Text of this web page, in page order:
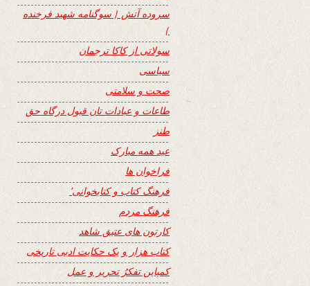
سروده آتش { سوگنامه شهید فرخنده
}
سولاتی از کاکا ترجمان
سیاسی
صحت و سلامتی
طاعات و عبادات تان قبول درگاه حق
طنز
عید همه مبارک
فراخوان ها
فرهنگ کتاب و کتابخوانی٬
فرهنگ مردم
کارتون های عتیق شاهد
کتاب هزار و یک حکایت ادبی تاریخی
کمپاین تفکرُ تحریر و عمل